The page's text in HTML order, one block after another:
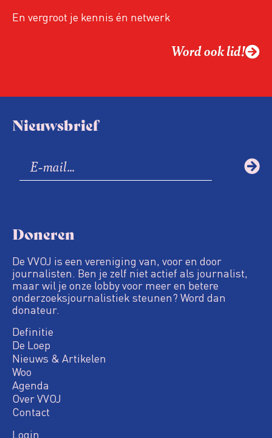
En vergroot je kennis én netwerk
Word ook lid!
Nieuwsbrief
Doneren
De VVOJ is een vereniging van, voor en door
journalisten. Ben je zelf niet actief als journalist,
maar wil je onze lobby voor meer en betere
onderzoeksjournalistiek steunen? Word dan
donateur.
Definitie
De Loep
Nieuws & Artikelen
Woo
Agenda
Over VVOJ
Contact
Login